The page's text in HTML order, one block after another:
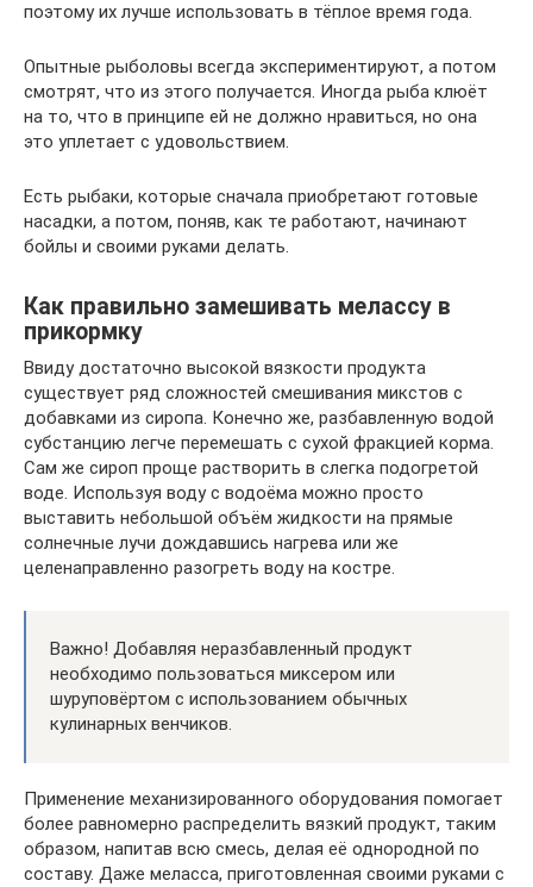
поэтому их лучше использовать в тёплое время года.
Опытные рыболовы всегда экспериментируют, а потом
смотрят, что из этого получается. Иногда рыба клюёт
на то, что в принципе ей не должно нравиться, но она
это уплетает с удовольствием.
Есть рыбаки, которые сначала приобретают готовые
насадки, а потом, поняв, как те работают, начинают
бойлы и своими руками делать.
Как правильно замешивать мелассу в
прикормку
Ввиду достаточно высокой вязкости продукта
существует ряд сложностей смешивания микстов с
добавками из сиропа. Конечно же, разбавленную водой
субстанцию легче перемешать с сухой фракцией корма.
Сам же сироп проще растворить в слегка подогретой
воде. Используя воду с водоёма можно просто
выставить небольшой объём жидкости на прямые
солнечные лучи дождавшись нагрева или же
целенаправленно разогреть воду на костре.
Важно! Добавляя неразбавленный продукт
необходимо пользоваться миксером или
шуруповёртом с использованием обычных
кулинарных венчиков.
Применение механизированного оборудования помогает
более равномерно распределить вязкий продукт, таким
образом, напитав всю смесь, делая её однородной по
составу. Даже меласса, приготовленная своими руками с